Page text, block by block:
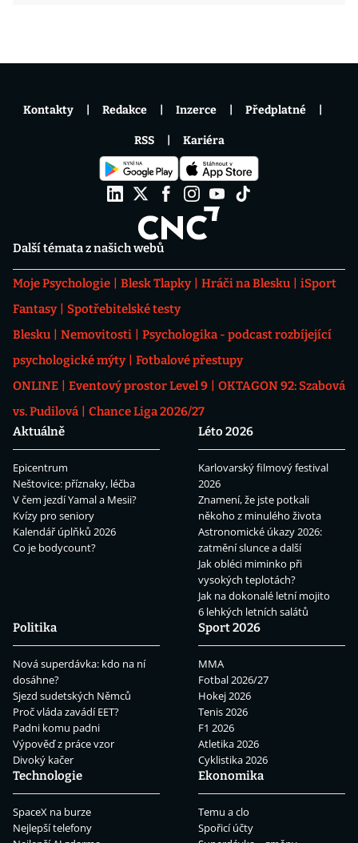
Další témata z našich webů
Moje Psychologie Blesk Tlapky Hráči na Blesku
iSport
Fantasy
Spotřebitelské testy
Blesku
Nemovitosti
Psychologika - podcast rozbíjející
psychologické mýty
Fotbalové přestupy
ONLINE
Eventový prostor Level 9
OKTAGON 92: Szabová
vs. Pudilová
Chance Liga 2026/27
Aktuálně
Epicentrum
Neštovice: příznaky, léčba
V čem jezdí Yamal a Mesii?
Kvízy pro seniory
Kalendář úplňků 2026
Co je bodycount?
Léto 2026
Karlovarský filmový festival
2026
Znamení, že jste potkali
někoho z minulého života
Astronomické úkazy 2026:
zatmění slunce a další
Jak obléci miminko při
vysokých teplotách?
Jak na dokonalé letní mojito
6 lehkých letních salátů
Politika
Nová superdávka: kdo na ní
dosáhne?
Sjezd sudetských Němců
Proč vláda zavádí EET?
Padni komu padni
Výpověď z práce vzor
Divoký kačer
Sport 2026
MMA
Fotbal 2026/27
Hokej 2026
Tenis 2026
F1 2026
Atletika 2026
Cyklistika 2026
Technologie
SpaceX na burze
Nejlepší telefony
Ekonomika
Temu a clo
Spořicí účty
Kontakty Redakce Inzerce Předplatné
RSS Kariéra